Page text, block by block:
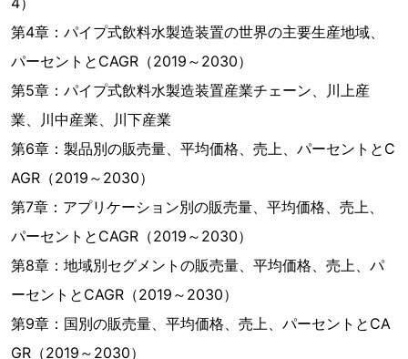
第4章：パイプ式飲料水製造装置の世界の主要生産地域、
パーセントとCAGR（2019～2030）
第5章：パイプ式飲料水製造装置産業チェーン、川上産
業、川中産業、川下産業
第6章：製品別の販売量、平均価格、売上、パーセントとC
AGR（2019～2030）
第7章：アプリケーション別の販売量、平均価格、売上、
パーセントとCAGR（2019～2030）
第8章：地域別セグメントの販売量、平均価格、売上、パ
ーセントとCAGR（2019～2030）
第9章：国別の販売量、平均価格、売上、パーセントとCA
GR（2019～2030）